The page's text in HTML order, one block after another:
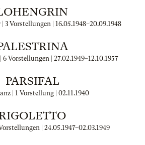
3 Vorstellungen | 16.05.1948–20.09.1948
Vorstellungen | 27.02.1949–12.10.1957
PARSIFAL
| 1 Vorstellung | 02.11.1940
| 24.05.1947–02.03.1949